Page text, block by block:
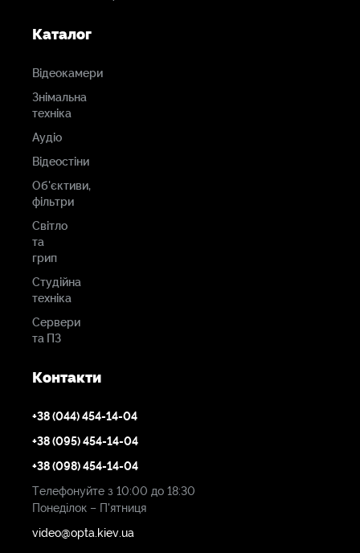
Каталог
Відеокамери
Знімальна
техніка
Аудіо
Відеостіни
Об'єктиви,
фільтри
Світло
та
грип
Студійна
техніка
Сервери
та ПЗ
Контакти
+38 (044) 454-14-04
+38 (095) 454-14-04
+38 (098) 454-14-04
Телефонуйте з 10:00 до 18:30
Понеділок – П'ятниця
video@opta.kiev.ua